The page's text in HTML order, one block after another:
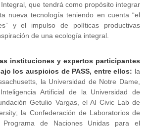
que tendrá como propósito integrar
nueva tecnología teniendo en cuenta “el
y el impulso de políticas productivas
de una ecología integral.
instituciones y expertos participantes
los auspicios de PASS, entre ellos: la
la Universidad de Notre Dame,
Artificial de la Universidad de
Getulio Vargas, el AI Civic Lab de
la Confederación de Laboratorios de
de Naciones Unidas para el